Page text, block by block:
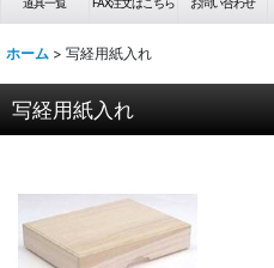
ホーム > 写経用紙入れ
写経用紙入れ